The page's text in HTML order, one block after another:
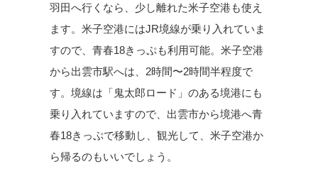
羽田へ行くなら、少し離れた米子空港も使え
ます。米子空港にはJR境線が乗り入れていま
すので、青春18きっぷも利用可能。米子空港
から出雲市駅へは、2時間〜2時間半程度で
す。境線は「鬼太郎ロード」のある境港にも
乗り入れていますので、出雲市から境港へ青
春18きっぷで移動し、観光して、米子空港か
ら帰るのもいいでしょう。